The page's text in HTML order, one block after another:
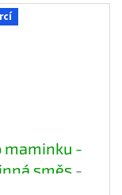
maminku -
směs -